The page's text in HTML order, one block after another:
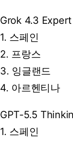
Grok 4.3 Expert
1. 스페인
2. 프랑스
3. 잉글랜드
4. 아르헨티나
GPT-5.5
1. 스페인